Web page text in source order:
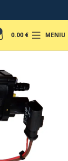
0.00 € MENIU